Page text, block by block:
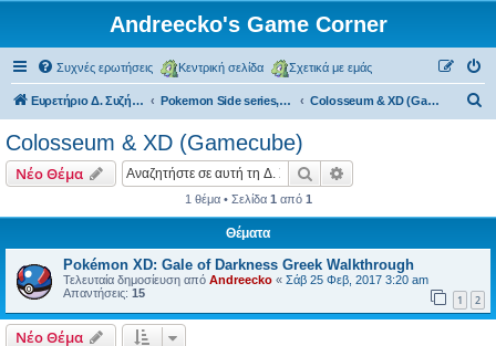
Andreecko's Game Corner
Συχνές ερωτήσεις Κεντρική σελίδα Σχετικά με εμάς
Ευρετήριο Δ. Συζήτησης Pokemon Side series, Spin-offs Colosseum & XD (Gamecube)
η
Colosseum & XD (Gamecube)
Νέο Θέμα Αναζήτηση
1 θέμα • Σελίδα 1 από 1
Θέματα
Pokémon XD: Gale of Darkness Greek Walkthrough
Τελευταία δημοσίευση από Andreecko « Σάβ 25 Φεβ, 2017 3:20 am
Απαντήσεις: 15 1 2
Νέο Θέμα